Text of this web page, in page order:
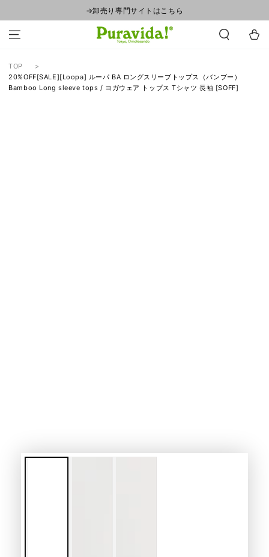
→卸売り専門サイトはこちら
カ
ー
TOP
20%OFF[SALE][Loopa] ルーパ BA ロングスリーブトップス（バンブー）
Bamboo Long sleeve tops / ヨガウェア トップス Tシャツ 長袖 [SOFF]